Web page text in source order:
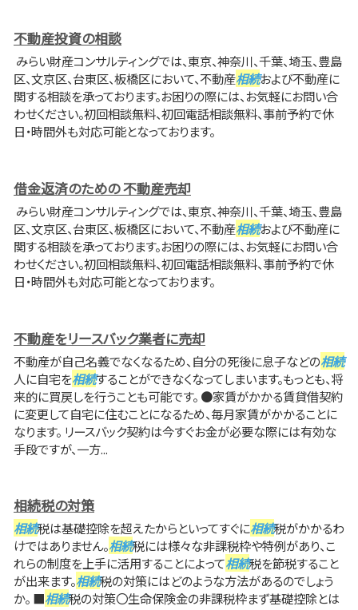
不動産投資の相談
みらい財産コンサルティングでは、東京、神奈川、千葉、埼玉、豊島
区、文京区、台東区、板橋区において、不動産相続および不動産に
関する相談を承っております。お困りの際には、お気軽にお問い合
わせください。初回相談無料、初回電話相談無料、事前予約で休
日・時間外も対応可能となっております。
借金返済のための 不動産売却
みらい財産コンサルティングでは、東京、神奈川、千葉、埼玉、豊島
区、文京区、台東区、板橋区において、不動産相続および不動産に
関する相談を承っております。お困りの際には、お気軽にお問い合
わせください。初回相談無料、初回電話相談無料、事前予約で休
日・時間外も対応可能となっております。
不動産をリースバック業者に売却
不動産が自己名義でなくなるため、自分の死後に息子などの相続
人に自宅を相続することができなくなってしまいます。もっとも、将
来的に買戻しを行うことも可能です。 ●家賃がかかる賃貸借契約
に変更して自宅に住むことになるため、毎月家賃がかかることに
なります。 リースバック契約は今すぐお金が必要な際には有効な
手段ですが、一方...
相続税の対策
相続税は基礎控除を超えたからといってすぐに相続税がかかるわ
けではありません。相続税には様々な非課税枠や特例があり、こ
れらの制度を上手に活用することによって相続税を節税すること
が出来ます。相続税の対策にはどのような方法があるのでしょう
か。 ■相続税の対策〇生命保険金の非課税枠まず基礎控除とは